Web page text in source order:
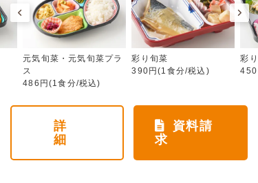
元気旬菜・元気旬菜プラ
ス
486円(1食分/税込)
彩り旬菜
390円(1食分/税込)
彩
詳
細
資料請
求